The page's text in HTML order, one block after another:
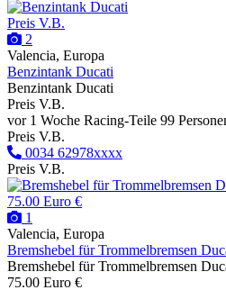
Preis V.B.
2
Valencia, Europa
Benzintank Ducati
Benzintank Ducati
Preis V.B.
vor 1 Woche Racing-Teile 99
Preis V.B.
0034 62978xxxx
Preis V.B.
75.00 Euro €
1
Valencia, Europa
Bremshebel für Trommelbremsen
Bremshebel für Trommelbremsen
75.00 Euro €